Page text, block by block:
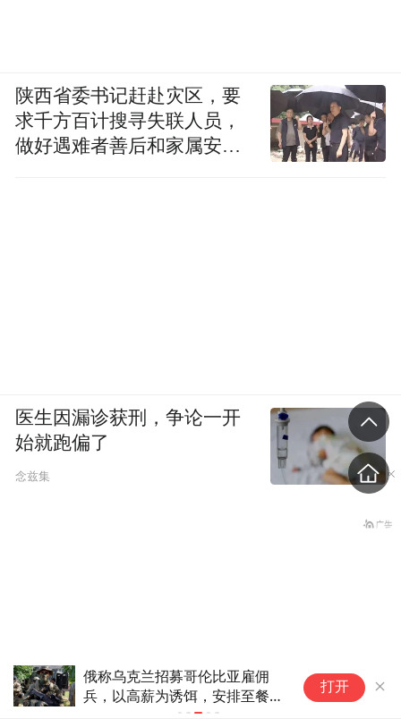
俄称乌克兰招募哥伦比亚雇佣
兵，以高薪为诱饵，安排至餐厅
打开
陕西省委书记赶赴灾区，要
求千方百计搜寻失联人员，
做好遇难者善后和家属安抚
医生因漏诊获刑，争论一开
始就跑偏了
念兹集